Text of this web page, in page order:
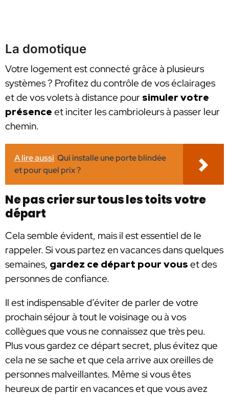
La domotique
Votre logement est connecté grâce à plusieurs
systèmes ? Profitez du contrôle de vos éclairages
et de vos volets à distance pour simuler votre
présence et inciter les cambrioleurs à passer leur
chemin.
A lire aussi Qui installe une porte blindée
et pour quel prix ?
Ne pas crier sur tous les toits votre
départ
Cela semble évident, mais il est essentiel de le
rappeler. Si vous partez en vacances dans quelques
semaines, gardez ce départ pour vous et des
personnes de confiance.
Il est indispensable d’éviter de parler de votre
prochain séjour à tout le voisinage ou à vos
collègues que vous ne connaissez que très peu.
Plus vous gardez ce départ secret, plus évitez que
cela ne se sache et que cela arrive aux oreilles de
personnes malveillantes. Même si vous êtes
heureux de partir en vacances et que vous avez